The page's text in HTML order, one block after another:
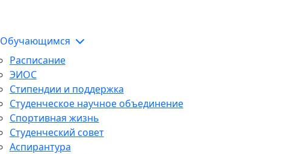
Обучающимся
Расписание
ЭИОС
Стипендии и поддержка
Студенческое научное объединение
Спортивная жизнь
Студенческий совет
Аспирантура